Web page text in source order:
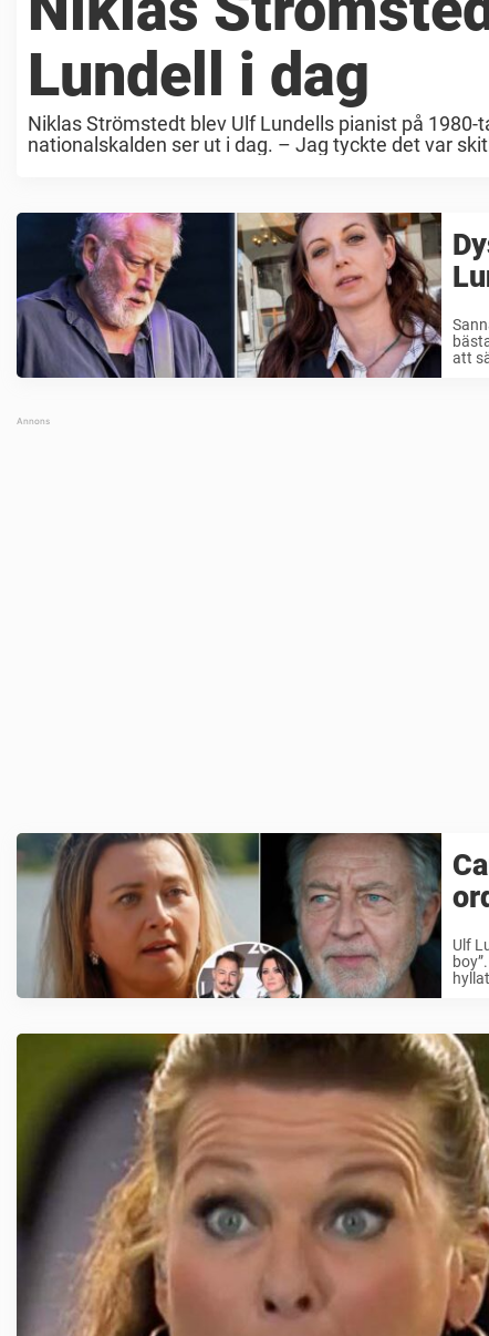
Lundell i dag
Niklas Strömstedt blev Ulf Lundells pianist på
nationalskalden ser ut i dag. – Jag tyckte det var
att
Ulf